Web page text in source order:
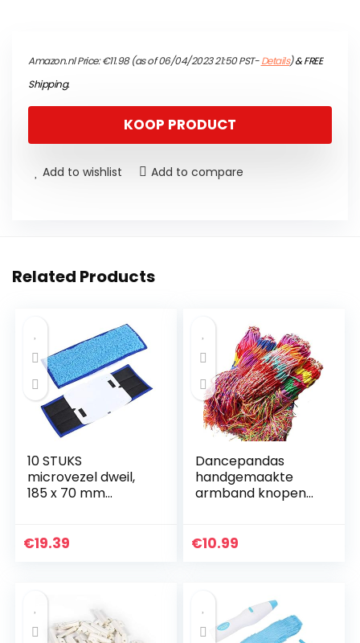
Amazon.nl Price:€11.98(as of 06/04/2023 21:50 PST-Details)&FREE
Shipping.
KOOP PRODUCT
Add to wishlist Add to compare
Related Products
10 STUKS
microvezel dweil,
185 x 70 mm
droge dweilpads
€19.39
Dancepandas
handgemaakte
armband knopen
vriendschap
€10.99